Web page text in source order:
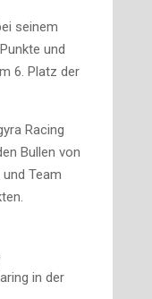
seinem
und
6. Platz der
Racing
Bullen von
Team
in der